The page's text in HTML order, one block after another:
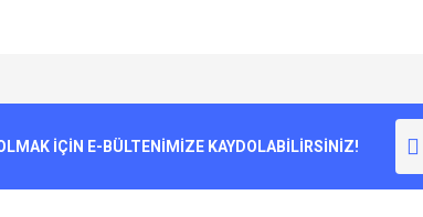
İÇİN E-BÜLTENİMİZE KAYDOLABİLİRSİNİZ!